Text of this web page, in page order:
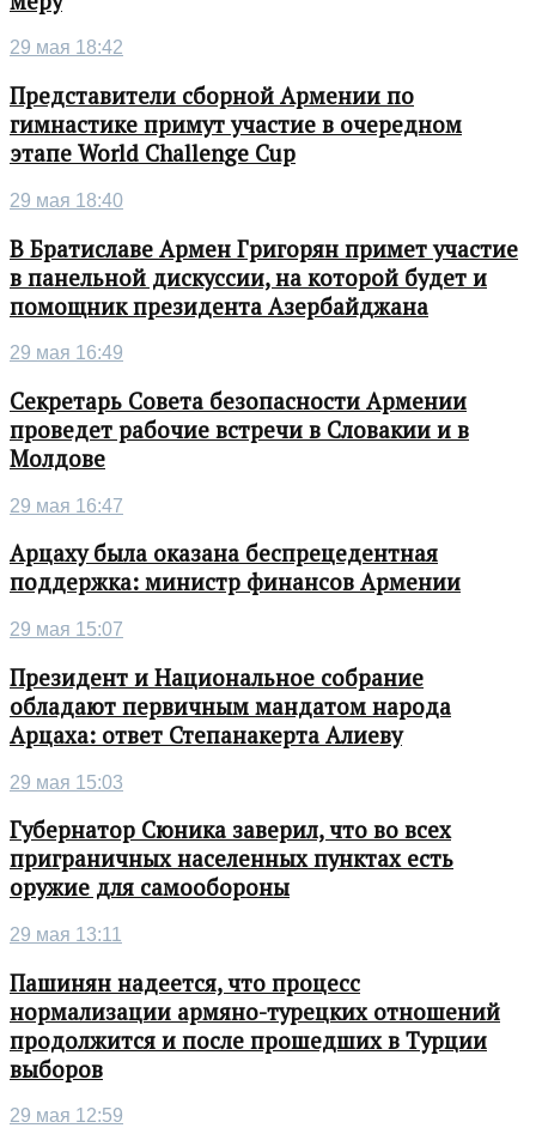
29 мая 18:42
Представители сборной Армении по
гимнастике примут участие в очередном
этапе World Challenge Cup
29 мая 18:40
В Братиславе Армен Григорян примет участие
в панельной дискуссии, на которой будет и
помощник президента Азербайджана
29 мая 16:49
Секретарь Совета безопасности Армении
проведет рабочие встречи в Словакии и в
Молдове
29 мая 16:47
Арцаху была оказана беспрецедентная
поддержка: министр финансов Армении
29 мая 15:07
Президент и Национальное собрание
обладают первичным мандатом народа
Арцаха: ответ Степанакерта Алиеву
29 мая 15:03
Губернатор Сюника заверил, что во всех
приграничных населенных пунктах есть
оружие для самообороны
29 мая 13:11
Пашинян надеется, что процесс
нормализации армяно-турецких отношений
продолжится и после прошедших в Турции
выборов
29 мая 12:59